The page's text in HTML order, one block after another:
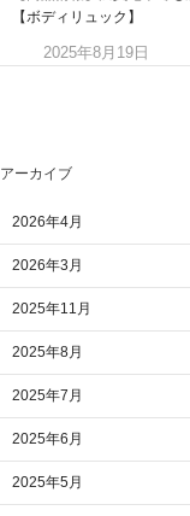
【ボディリュック】
2025年8月19日
アーカイブ
2026年4月
2026年3月
2025年11月
2025年8月
2025年7月
2025年6月
2025年5月